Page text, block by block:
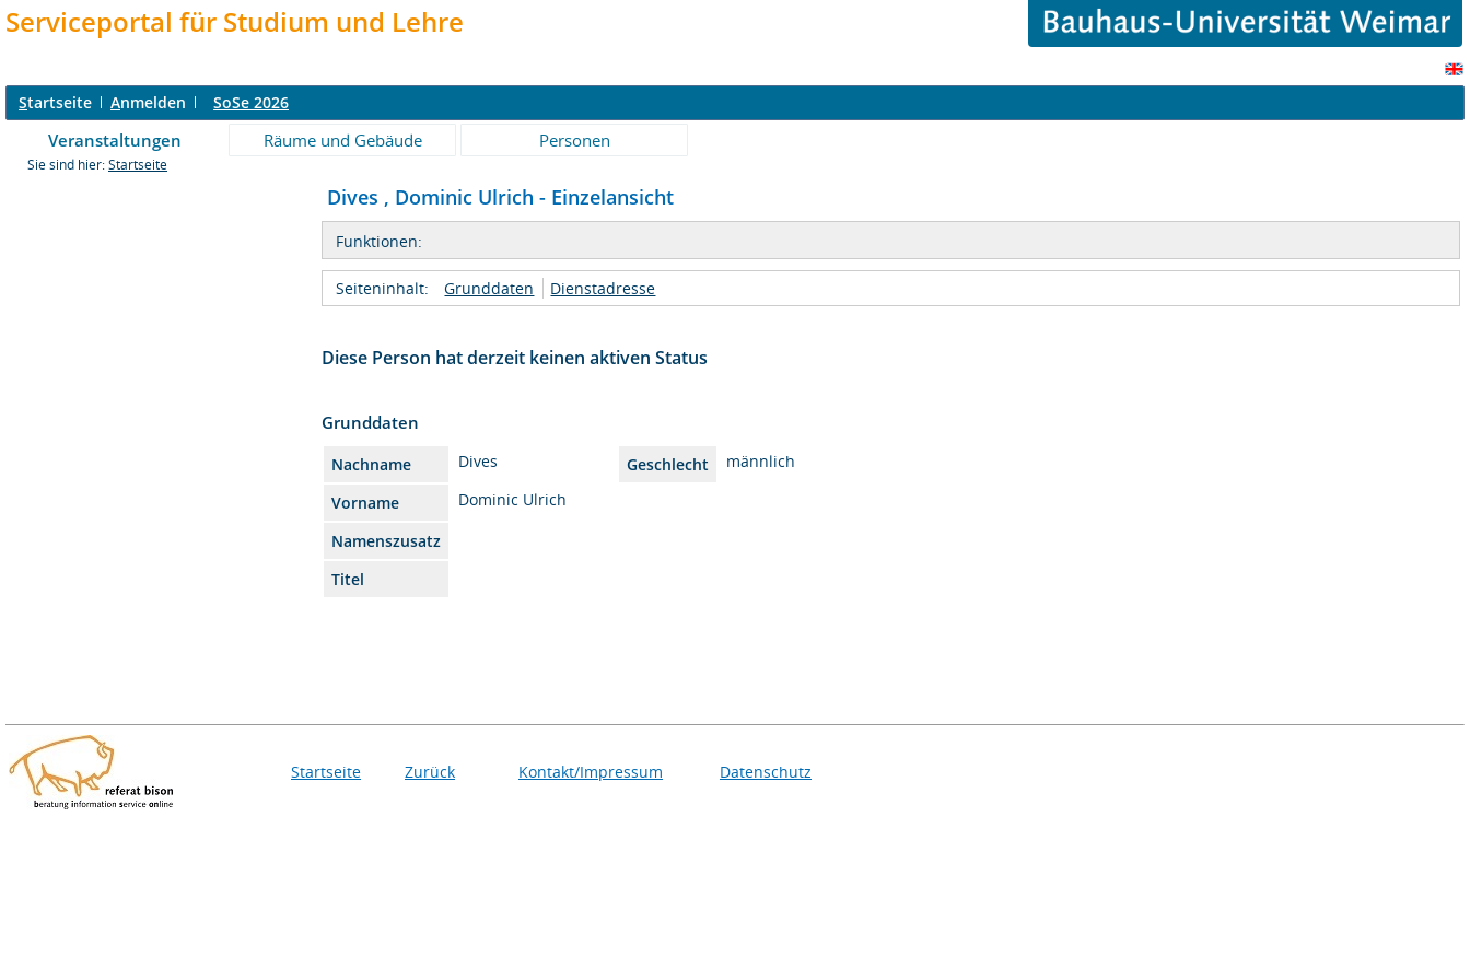
Serviceportal für Studium und Lehre
Startseite Anmelden SoSe 2026
Veranstaltungen Räume und Gebäude Personen
Sie sind hier: Startseite
Dives , Dominic Ulrich - Einzelansicht
Funktionen:
Seiteninhalt: Grunddaten Dienstadresse
Diese Person hat derzeit keinen aktiven Status
Grunddaten
Nachname Dives Geschlecht
männlich
Vorname
Dominic Ulrich
Namenszusatz
Titel
Startseite Zurück Kontakt/Impressum Datenschutz